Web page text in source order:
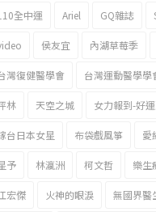
全中運 Ariel GQ雜誌
侯友宜 內湖草莓季
灣復健醫學會 台灣運動醫學學
林 天空之城 女力報到-好
台日本女星 布袋戲風箏 愛
予 林瀛洲 柯文哲 樂生
宏傑 火神的眼淚 無國界醫